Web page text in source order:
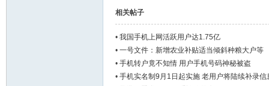
相关帖子
• 我国手机上网活跃用户达1.75亿
• 一号文件：新增农业补贴适当倾斜种粮大户等
• 手机转户竟不知情 用户手机号码神秘被盗
• 手机实名制9月1日起实施 老用户将陆续补录信